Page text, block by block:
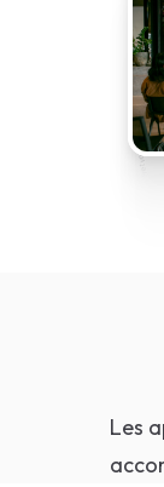
Bonjour, merci
Les